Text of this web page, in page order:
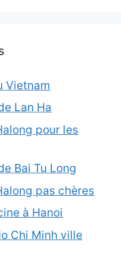
Vietnam
Lan Ha
pour les
Bai Tu Long
pas chères
à Hanoi
Chi Minh ville